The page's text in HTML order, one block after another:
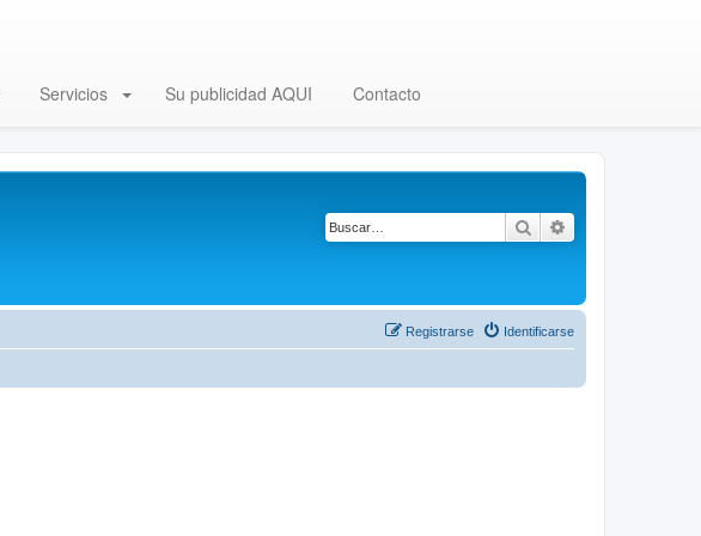
Servicios Su publicidad AQUI Contacto
Buscar
Identificarse
Registrarse